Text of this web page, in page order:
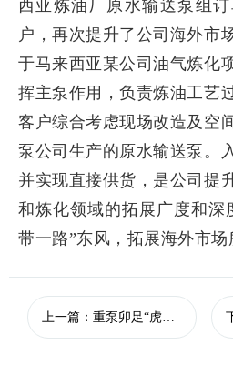
西亚炼油厂原水输送泵组
户，再次提升了公司海外市
于马来西亚某公司油气炼化
挥主泵作用，负责炼油工艺
客户综合考虑现场改造及空
泵公司生产的原水输送泵。
并实现直接供货，是公司提
和炼化领域的拓展广度和深
带一路”东风，拓展海外市场